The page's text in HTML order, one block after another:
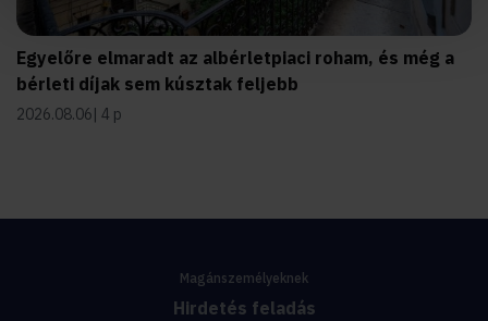
Egyelőre elmaradt az albérletpiaci roham, és még a
bérleti díjak sem kúsztak feljebb
2026.08.06 4 p
Magánszemélyeknek
Hirdetés feladás